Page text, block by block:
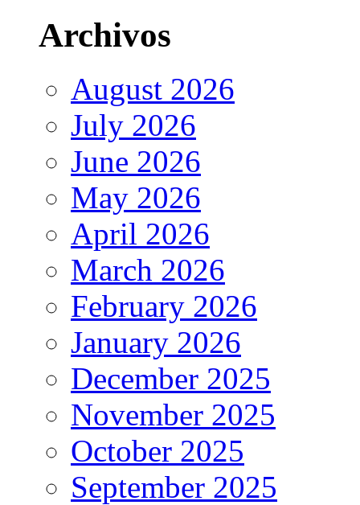
Archivos
August 2026
July 2026
June 2026
May 2026
April 2026
March 2026
February 2026
January 2026
December 2025
November 2025
October 2025
September 2025